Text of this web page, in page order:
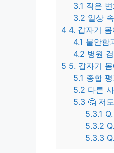
3.1 작은
3.2 일상
4 4. 갑자기
4.1 불안함
4.2 병원
5 5. 갑자기
5.1 종합
5.2 다른
5.3 🤔 저
5.3.1
5.3.2
5.3.3